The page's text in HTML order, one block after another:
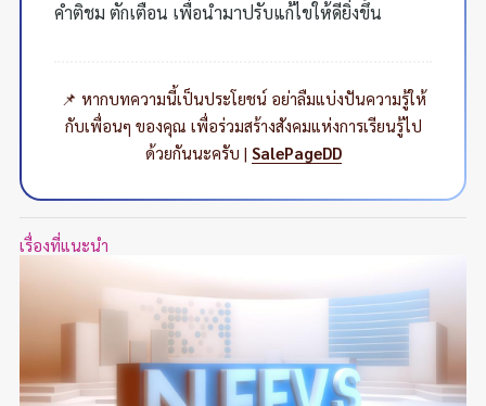
คำติชม ตักเตือน เพื่อนำมาปรับแก้ไขให้ดียิ่งขึ้น
📌 หากบทความนี้เป็นประโยชน์ อย่าลืมแบ่งปันความรู้ให้
กับเพื่อนๆ ของคุณ เพื่อร่วมสร้างสังคมแห่งการเรียนรู้ไป
ด้วยกันนะครับ | SalePageDD
เรื่องที่แนะนำ